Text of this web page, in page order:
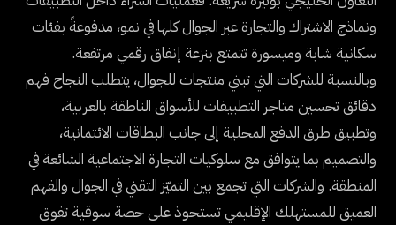
ونماذج الاشتراك والتجارة عبر الجوال كلها في نمو، مدفوعةً بفئات
سكانية شابة وميسورة تتمتع بنزعة إنفاق رقمي مرتفعة.
وبالنسبة للشركات التي تبني منتجات للجوال، يتطلب النجاح فهم
دقائق تحسين متاجر التطبيقات للأسواق الناطقة بالعربية،
وتطبيق طرق الدفع المحلية إلى جانب البطاقات الائتمانية،
والتصميم بما يتوافق مع سلوكيات التجارة الاجتماعية الشائعة في
المنطقة. والشركات التي تجمع بين التميّز التقني في الجوال والفهم
العميق للمستهلك الإقليمي تستحوذ على حصة سوقية تفوق